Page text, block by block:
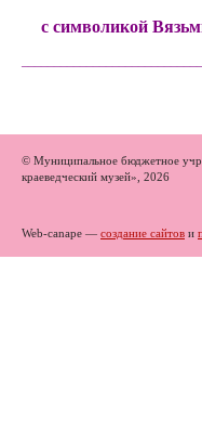
с символикой
© Муниципальное бюджетное
краеведческий музей», 2026
Web-canape — создание сайтов и